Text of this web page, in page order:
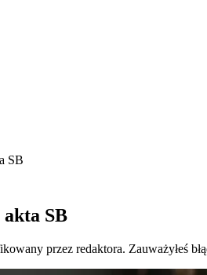
SB
SB
przez redaktora. Zauważyłeś